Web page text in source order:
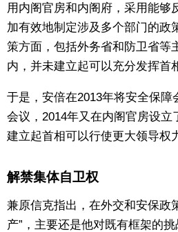
用内阁官房和内阁府，采用能够
加有效地制定涉及多个部门的政
策方面，包括外务省和防卫省等
内，并未建立起可以充分发挥首
于是，安倍在2013年将安全保
会议，2014年又在内阁官房设
建立起首相可以行使更大领导权
解禁集体自卫权
兼原信克指出，在外交和安保政
产”，主要还是他对既有框架的挑